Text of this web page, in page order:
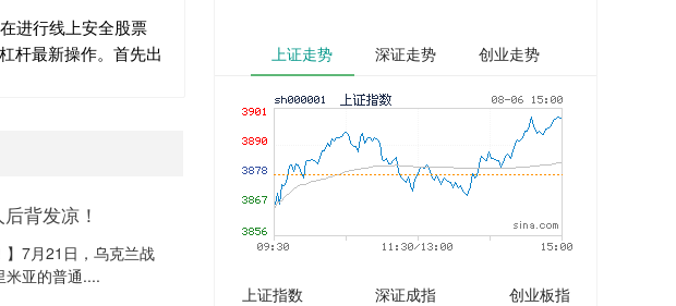
进行线上安全股票
杆最新操作。首先出
背发凉！
】7月21日，乌克兰战
米亚的普通....
上证走势 深证走势 创业走势
上证指数
深证成指
创业板指